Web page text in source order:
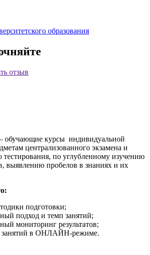
образования
отзыв
обучающие курсы индивидуальной
централизованного экзамена и
тестирования, по углубленному изучению
выявлению пробелов в знаниях и их
подготовки;
подход и темп занятий;
мониторинг результатов;
занятий в ОНЛАЙН-режиме.